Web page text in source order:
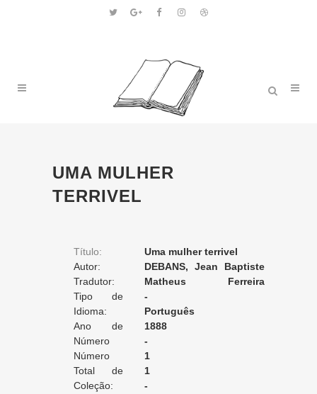
UMA MULHER
TERRIVEL
Título:
Uma mulher terrivel
Autor:
DEBANS, Jean Baptiste
Camille
Tradutor:
Matheus Ferreira
Baptista
Tipo de
Tradução:
-
Idioma:
Português
Ano de
Edição:
1888
Número
da Edição:
-
Número
do Volume:
1
Total de
Volumes:
1
Coleção:
-